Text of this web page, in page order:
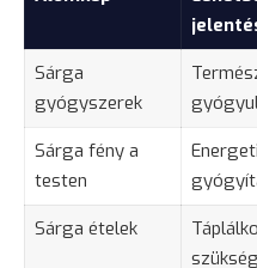
Sárga
gyógyszerek
Sárga fény a
testen
Sárga ételek